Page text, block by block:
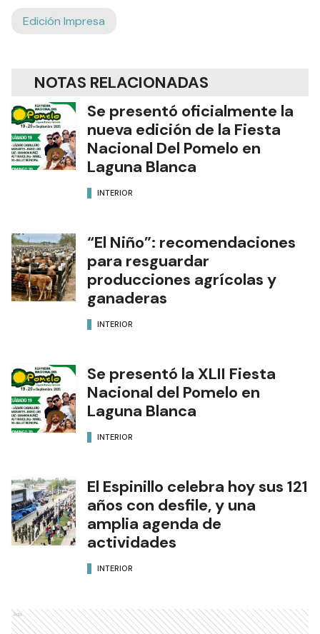
Edición Impresa
NOTAS RELACIONADAS
Se presentó oficialmente la
nueva edición de la Fiesta
Nacional Del Pomelo en
Laguna Blanca
INTERIOR
“El Niño”: recomendaciones
para resguardar
producciones agrícolas y
ganaderas
INTERIOR
Se presentó la XLII Fiesta
Nacional del Pomelo en
Laguna Blanca
INTERIOR
El Espinillo celebra hoy sus 121
años con desfile, y una
amplia agenda de
actividades
INTERIOR
Ads